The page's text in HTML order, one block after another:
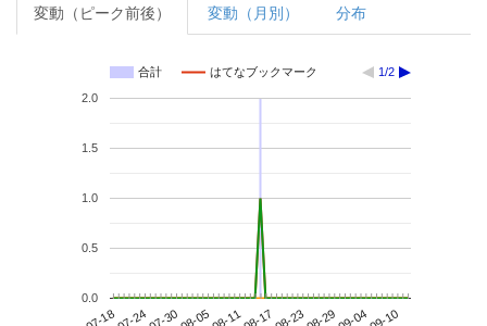
変動（ピーク前後） 変動（月別） 分布
合計 はてなブックマーク 1/2
0.0
0.5
1.0
1.5
2.0